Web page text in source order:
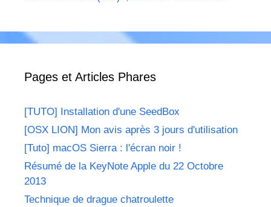
Pages et Articles Phares
[TUTO] Installation d'une SeedBox
[OSX LION] Mon avis après 3 jours d'utilisation
[Tuto] macOS Sierra : l'écran noir !
Résumé de la KeyNote Apple du 22 Octobre
2013
Technique de drague chatroulette